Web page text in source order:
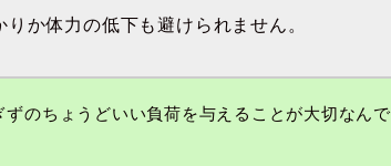
か体力の低下も避けられません。
ずのちょうどいい負荷を与えることが大切なんで